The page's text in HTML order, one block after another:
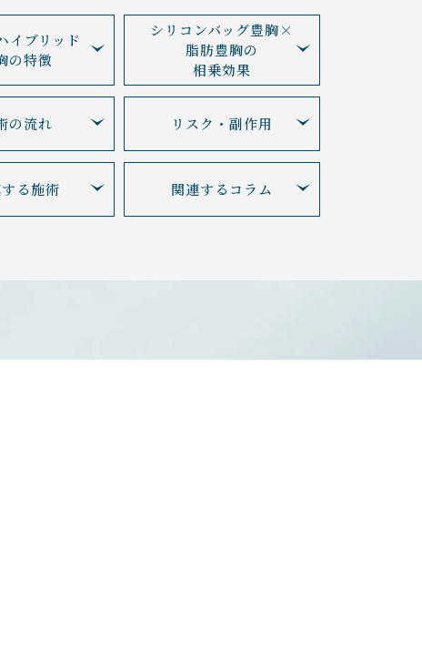
イブリッド
の特徴
シリコンバッグ豊胸×
脂肪豊胸の
相乗効果
の流れ リスク・副作用
る施術 関連するコラム